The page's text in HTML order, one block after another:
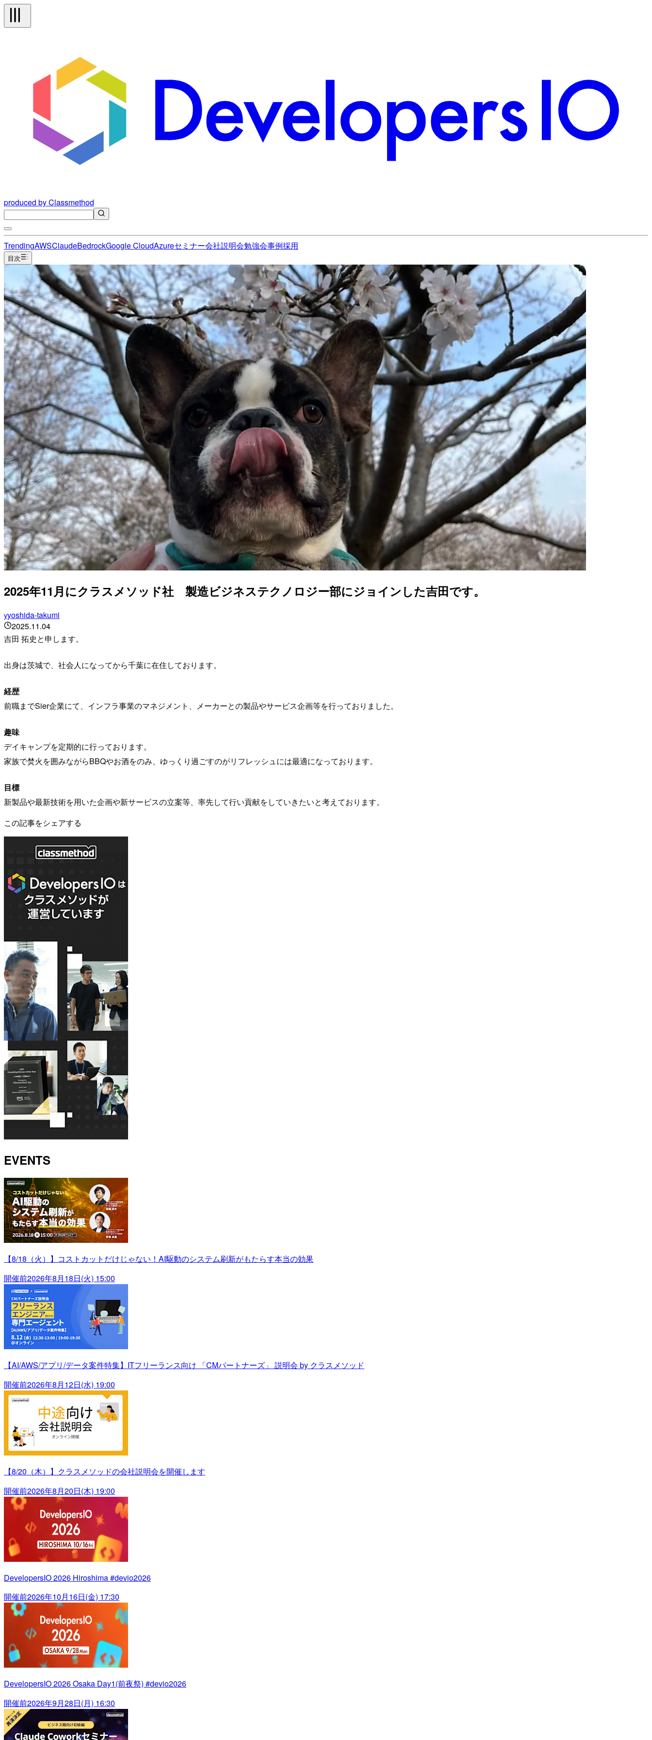
produced by Classmethod
TrendingAWSClaudeBedrockGoogle CloudAzureセミナー会社説明会勉強会事例採用
目次
2025年11月にクラスメソッド社 製造ビジネステクノロジー部にジョインした吉田です。
yyoshida-takumi
2025.11.04
吉田 拓史と申します。
出身は茨城で、社会人になってから千葉に在住しております。
経歴
前職までSier企業にて、インフラ事業のマネジメント、メーカーとの製品やサービス企画等を行っておりました。
趣味
デイキャンプを定期的に行っております。
家族で焚火を囲みながらBBQやお酒をのみ、ゆっくり過ごすのがリフレッシュには最適になっております。
目標
新製品や最新技術を用いた企画や新サービスの立案等、率先して行い貢献をしていきたいと考えております。
この記事をシェアする
EVENTS
【8/18（火）】コストカットだけじゃない！AI駆動のシステム刷新がもたらす本当の効果
開催前2026年8月18日(火) 15:00
【AI/AWS/アプリ/データ案件特集】ITフリーランス向け 「CMパートナーズ」 説明会 by クラスメソッド
開催前2026年8月12日(水) 19:00
【8/20（木）】クラスメソッドの会社説明会を開催します
開催前2026年8月20日(木) 19:00
DevelopersIO 2026 Hiroshima #devio2026
開催前2026年10月16日(金) 17:30
DevelopersIO 2026 Osaka Day1(前夜祭) #devio2026
開催前2026年9月28日(月) 16:30